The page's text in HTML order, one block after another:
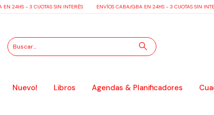
24HS - 3 CUOTAS SIN INTERÉS ENVÍOS CABA/GBA EN 24HS - 3 CUOTAS SIN
Nuevo! Libros Agendas & Planificadores